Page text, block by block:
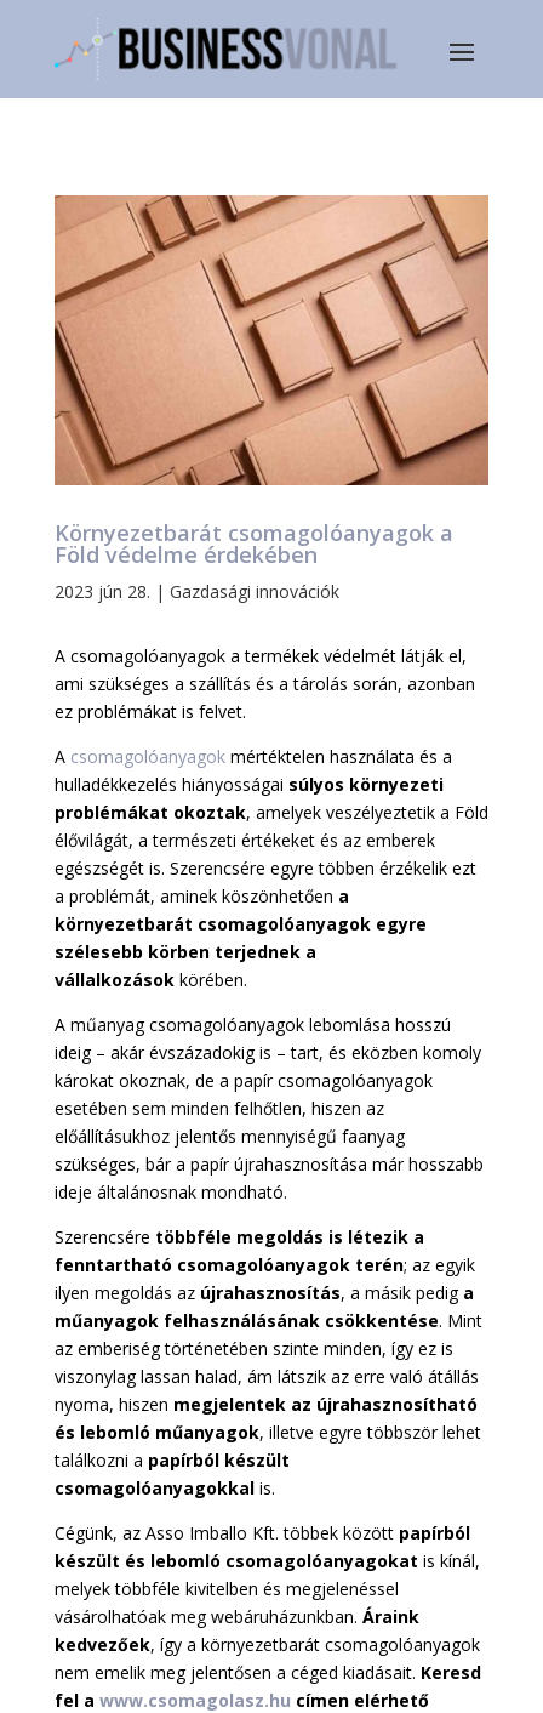
Környezetbarát csomagolóanyagok a
Föld védelme érdekében
2023 jún 28. | Gazdasági innovációk
A csomagolóanyagok a termékek védelmét látják el,
ami szükséges a szállítás és a tárolás során, azonban
ez problémákat is felvet.
A csomagolóanyagokmértéktelen használata és a
hulladékkezelés hiányosságai súlyos környezeti
problémákat okoztak, amelyek veszélyeztetik a Föld
élővilágát, a természeti értékeket és az emberek
egészségét is. Szerencsére egyre többen érzékelik ezt
a problémát, aminek köszönhetően a
környezetbarát csomagolóanyagok egyre
szélesebb körben terjednek a
vállalkozások körében.
A műanyag csomagolóanyagok lebomlása hosszú
ideig – akár évszázadokig is – tart, és eközben komoly
károkat okoznak, de a papír csomagolóanyagok
esetében sem minden felhőtlen, hiszen az
előállításukhoz jelentős mennyiségű faanyag
szükséges, bár a papír újrahasznosítása már hosszabb
ideje általánosnak mondható.
Szerencsére többféle megoldás is létezik a
fenntartható csomagolóanyagok terén; az egyik
ilyen megoldás az újrahasznosítás, a másik pedig a
műanyagok felhasználásának csökkentése. Mint
az emberiség történetében szinte minden, így ez is
viszonylag lassan halad, ám látszik az erre való átállás
nyoma, hiszen megjelentek az újrahasznosítható
és lebomló műanyagok, illetve egyre többször lehet
találkozni a papírból készült
csomagolóanyagokkal is.
Cégünk, az Asso Imballo Kft. többek között papírból
készült és lebomló csomagolóanyagokat is kínál,
melyek többféle kivitelben és megjelenéssel
vásárolhatóak meg webáruházunkban. Áraink
kedvezőek, így a környezetbarát csomagolóanyagok
nem emelik meg jelentősen a céged kiadásait. Keresd
fel a www.csomagolasz.hu címen elérhető